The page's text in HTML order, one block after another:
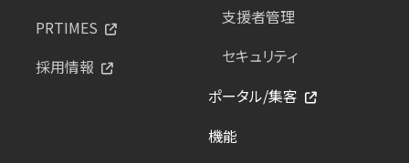
PRTIMES
採用情報
支援者管理
セキュリティ
ポータル/集客
機能